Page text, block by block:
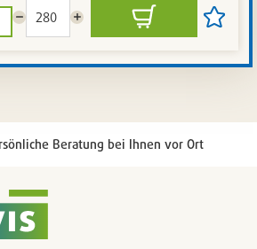
Menge
reduzieren
Menge
erhöhen
In
den
Artikel
Beratung bei Ihnen vor Ort